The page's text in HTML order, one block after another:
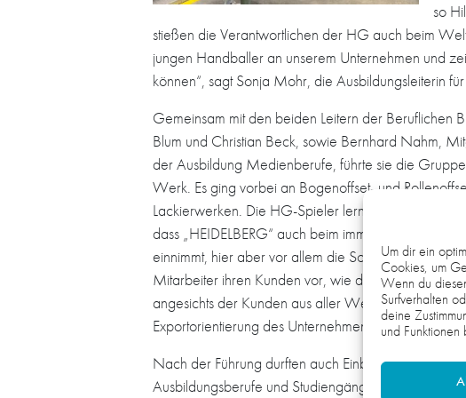
Um dir ein
Cookies, um
Wenn du
Surfverhalten
deine
und
so
stießen die Verantwortlichen der HG auch beim
jungen Handballer an unserem Unternehmen und
können“, sagt Sonja Mohr, die Ausbildungsleiterin
Gemeinsam mit den beiden Leitern der
Blum und Christian Beck, sowie Bernhard Nahm,
der Ausbildung Medienberufe, führte sie die
Werk. Es ging vorbei an Bogenoffset- und
Lackierwerken. Die HG-Spieler lernten die
dass „HEIDELBERG“ auch beim immer wichtiger
einnimmt, hier aber vor allem die Software
Mitarbeiter ihren Kunden vor, wie die Maschinen im
angesichts der Kunden aus aller Welt nie
Exportorientierung des Unternehmens.
Nach der Führung durften auch Einblicke ins
Ausbildungsberufe und Studiengänge bei